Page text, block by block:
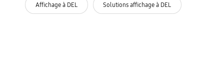
Affichage à DEL Solutions affichage à DEL